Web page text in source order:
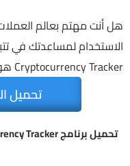
هل أنت مهتم بعالم
Cryptocurrency Tracker هو الحل الأمثل لك.
تحميل